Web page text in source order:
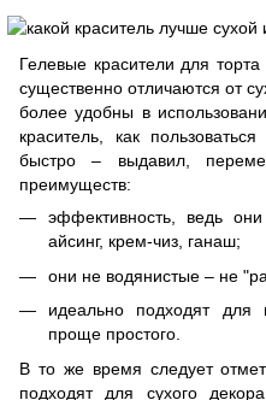
Гелевые красители для
существенно отличаются от
более удобны в
краситель, как
быстро – выдавил,
преимуществ:
эффективность, ведь
айсинг, крем-чиз, ганаш;
они не водянистые – не
идеально подходят для
проще простого.
В то же время следует
подходят для сухого